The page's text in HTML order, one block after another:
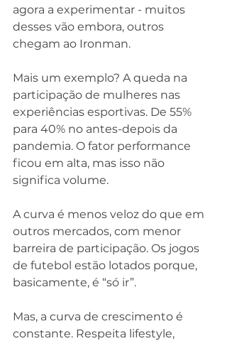
agora a experimentar - muitos
desses vão embora, outros
chegam ao Ironman.
Mais um exemplo? A queda na
participação de mulheres nas
experiências esportivas. De 55%
para 40% no antes-depois da
pandemia. O fator performance
ficou em alta, mas isso não
significa volume.
A curva é menos veloz do que em
outros mercados, com menor
barreira de participação. Os jogos
de futebol estão lotados porque,
basicamente, é “só ir”.
Mas, a curva de crescimento é
constante. Respeita lifestyle,